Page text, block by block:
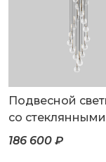
Подвесной
со стеклянными
плафонами
186 600 ₽